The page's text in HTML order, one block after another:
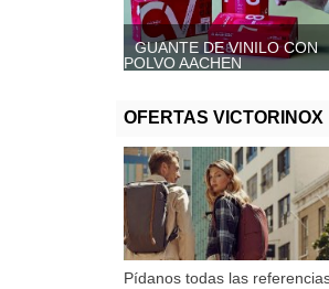
GUANTE DE VINILO CON
POLVO AACHEN
GUANTE DE VINILO SIN
POLVO, AACHEN
OFERTAS VICTORINOX
Pídanos todas las